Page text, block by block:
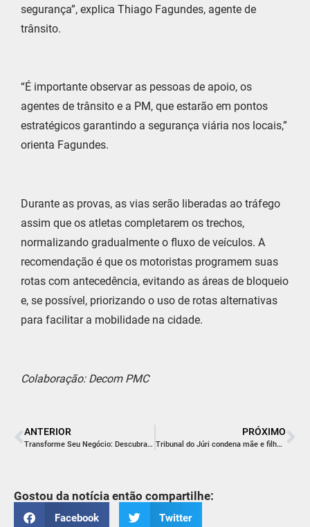
segurança”, explica Thiago Fagundes, agente de
trânsito.
“É importante observar as pessoas de apoio, os
agentes de trânsito e a PM, que estarão em pontos
estratégicos garantindo a segurança viária nos locais,”
orienta Fagundes.
Durante as provas, as vias serão liberadas ao tráfego
assim que os atletas completarem os trechos,
normalizando gradualmente o fluxo de veículos. A
recomendação é que os motoristas programem suas
rotas com antecedência, evitando as áreas de bloqueio
e, se possível, priorizando o uso de rotas alternativas
para facilitar a mobilidade na cidade.
Colaboração: Decom PMC
ANTERIOR
Transforme Seu Negócio: Descubra por que a Certificação Digital é necessária!
PRÓXIMO
Tribunal do Júri condena mãe e filho por assassinato de pai em Criciúma
Gostou da notícia então compartilhe:
Facebook Twitter